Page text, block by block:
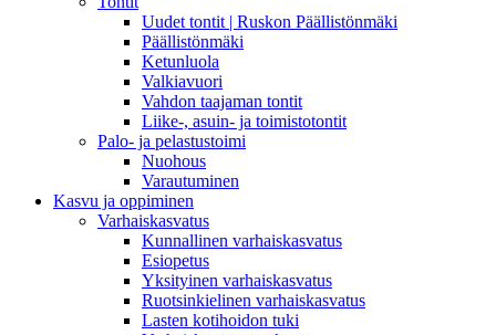
Uudet tontit | Ruskon Päällistönmäki
Päällistönmäki
Ketunluola
Valkiavuori
Vahdon taajaman tontit
Liike-, asuin- ja toimistotontit
Palo- ja pelastustoimi
Nuohous
Varautuminen
Kasvu ja oppiminen
Varhaiskasvatus
Kunnallinen varhaiskasvatus
Esiopetus
Yksityinen varhaiskasvatus
Ruotsinkielinen varhaiskasvatus
Lasten kotihoidon tuki